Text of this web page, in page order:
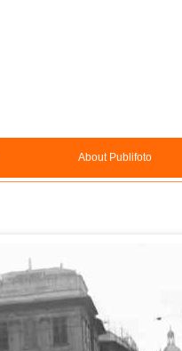
About Publifoto